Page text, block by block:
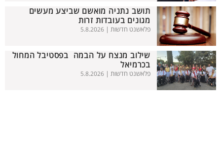
תושב נתניה מואשם שביצע מעשים
מגונים בעובדות זרות
פלאשנט חדשות | 5.8.2026
שילוב מנצח על הבמה בפסטיבל המחול
בכרמיאל
פלאשנט חדשות | 5.8.2026